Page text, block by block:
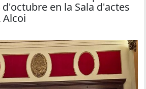
en la Sala d'actes
Alcoi